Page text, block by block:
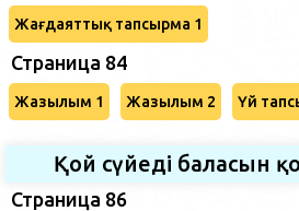
Жағдаяттық тапсырма 1
Страница 84
Жазылым 1 Жазылым 2 Үй
Қой сүйеді баласын
Страница 86